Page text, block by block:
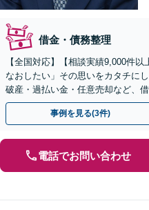
借金・債務整理
【全国対応】【相談実績9,000件
なおしたい」その思いをカタチに
破産・過払い金・任意売却など、
【初回相談無料】【全国対応可能】
事例を見る(3件)
電話でお問い合わせ